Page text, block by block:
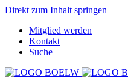
Direkt zum Inhalt springen
Mitglied werden
Kontakt
Suche